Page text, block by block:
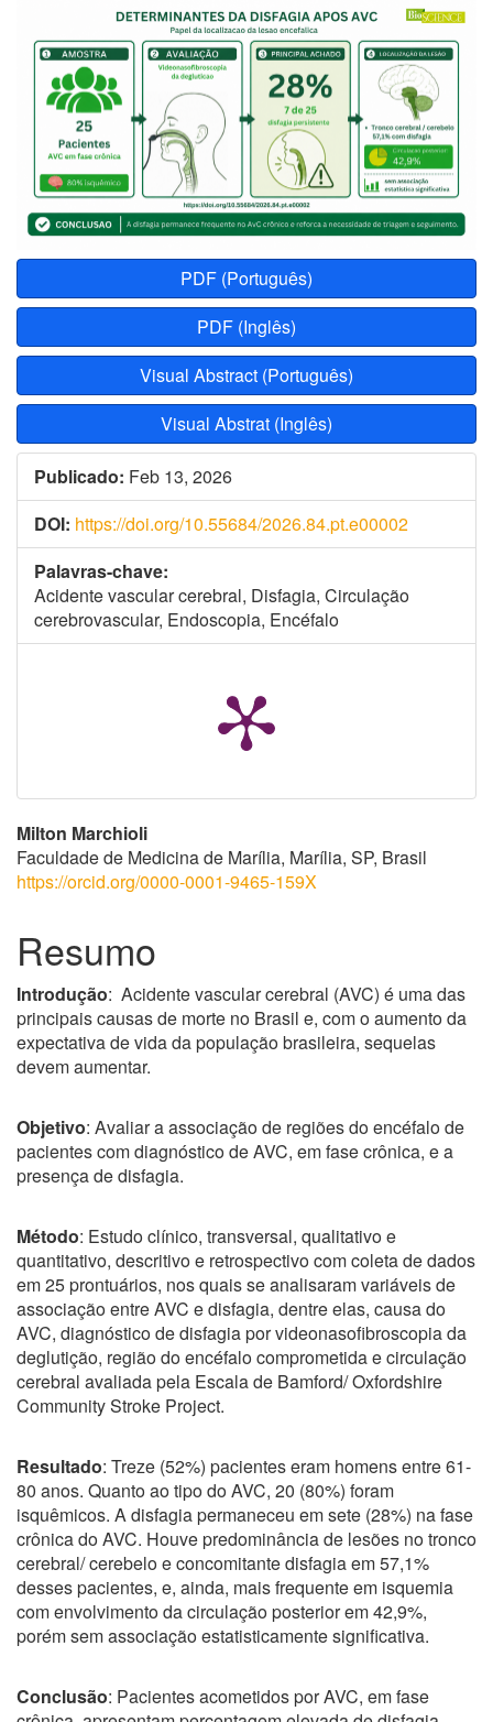
lateral
de
artigos
PDF (Português)
PDF (Inglês)
Visual Abstract (Português)
Visual Abstrat (Inglês)
Publicado: Feb 13, 2026
DOI: https://doi.org/10.55684/2026.84.pt.e00002
Palavras-chave:
Acidente vascular cerebral, Disfagia, Circulação
cerebrovascular, Endoscopia, Encéfalo
Conteúdo
do
principal
Milton Marchioli
Faculdade de Medicina de Marília, Marília, SP, Brasil
https://orcid.org/0000-0001-9465-159X
Resumo
Introdução: Acidente vascular cerebral (AVC) é uma das
principais causas de morte no Brasil e, com o aumento da
expectativa de vida da população brasileira, sequelas
devem aumentar.
Objetivo: Avaliar a associação de regiões do encéfalo de
pacientes com diagnóstico de AVC, em fase crônica, e a
presença de disfagia.
Método: Estudo clínico, transversal, qualitativo e
quantitativo, descritivo e retrospectivo com coleta de dados
em 25 prontuários, nos quais se analisaram variáveis de
associação entre AVC e disfagia, dentre elas, causa do
AVC, diagnóstico de disfagia por videonasofibroscopia da
deglutição, região do encéfalo comprometida e circulação
cerebral avaliada pela Escala de Bamford/ Oxfordshire
Community Stroke Project.
Resultado: Treze (52%) pacientes eram homens entre 61-
80 anos. Quanto ao tipo do AVC, 20 (80%) foram
isquêmicos. A disfagia permaneceu em sete (28%) na fase
crônica do AVC. Houve predominância de lesões no tronco
cerebral/ cerebelo e concomitante disfagia em 57,1%
desses pacientes, e, ainda, mais frequente em isquemia
com envolvimento da circulação posterior em 42,9%,
porém sem associação estatisticamente significativa.
Conclusão: Pacientes acometidos por AVC, em fase